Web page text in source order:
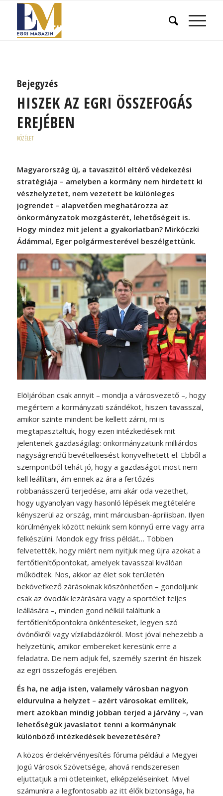
Bejegyzés
HISZEK AZ EGRI ÖSSZEFOGÁS
EREJÉBEN
KÖZÉLET
Magyarország új, a tavaszitól eltérő védekezési
stratégiája – amelyben a kormány nem hirdetett ki
vészhelyzetet, nem vezetett be különleges
jogrendet – alapvetően meghatározza az
önkormányzatok mozgásterét, lehetőségeit is.
Hogy mindez mit jelent a gyakorlatban? Mirkóczki
Ádámmal, Eger polgármesterével beszélgettünk.
Elöljáróban csak annyit – mondja a városvezető –, hogy
megértem a kormányzati szándékot, hiszen tavasszal,
amikor szinte mindent be kellett zárni, mi is
megtapasztaltuk, hogy ezen intézkedések mit
jelentenek gazdaságilag: önkormányzatunk milliárdos
nagyságrendű bevételkiesést könyvelhetett el. Ebből a
szempontból tehát jó, hogy a gazdaságot most nem
kell leállítani, ám ennek az ára a fertőzés
robbanásszerű terjedése, ami akár oda vezethet,
hogy ugyanolyan vagy hasonló lépések megtételére
kényszerül az ország, mint márciusban-áprilisban. Ilyen
körülmények között nekünk sem könnyű erre vagy arra
felkészülni. Mondok egy friss példát… Többen
felvetették, hogy miért nem nyitjuk meg újra azokat a
fertőtlenítőpontokat, amelyek tavasszal kiválóan
működtek. Nos, akkor az élet sok területén
bekövetkező zárásoknak köszönhetően – gondoljunk
csak az óvodák lezárására vagy a sportélet teljes
leállására –, minden gond nélkül találtunk a
fertőtlenítőpontokra önkénteseket, legyen szó
óvónőkről vagy vízilabdázókról. Most jóval nehezebb a
helyzetünk, amikor embereket keresünk erre a
feladatra. De nem adjuk fel, személy szerint én hiszek
az egri összefogás erejében.
És ha, ne adja isten, valamely városban nagyon
eldurvulna a helyzet – azért városokat említek,
mert azokban mindig jobban terjed a járvány –, van
lehetőségük javaslatot tenni a kormánynak
különböző intézkedések bevezetésére?
A közös érdekérvényesítés fóruma például a Megyei
Jogú Városok Szövetsége, ahová rendszeresen
eljuttatjuk a mi ötleteinket, elképzeléseinket. Mivel
számunkra a legfontosabb az itt élők biztonsága, ha